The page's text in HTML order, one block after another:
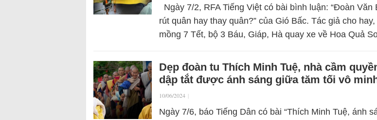
Ngày 7/2, RFA Tiếng Việt có bài bình luận: “Đoàn Văn
rút quân hay thay quân?” của Gió Bấc. Tác giả cho hay,
mồng 7 Tết, bộ 3 Báu, Giáp, Hà quay xe về Hoa Quả
Dẹp đoàn tu Thích Minh Tuệ, nhà cầm
dập tắt được ánh sáng giữa tăm tối vô
10/06/2024 |
Ngày 7/6, báo Tiếng Dân có bài “Thích Minh Tuệ, ánh